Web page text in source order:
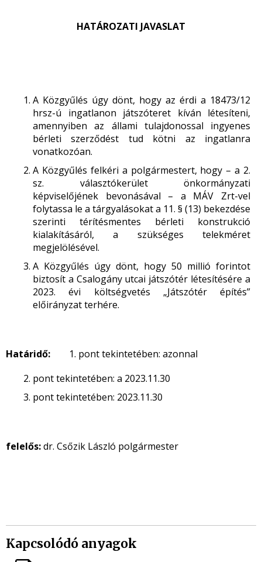
HATÁROZATI JAVASLAT
A Közgyűlés úgy dönt, hogy az érdi a 18473/12
hrsz-ú ingatlanon játszóteret kíván létesíteni,
amennyiben az állami tulajdonossal ingyenes
bérleti szerződést tud kötni az ingatlanra
vonatkozóan.
A Közgyűlés felkéri a polgármestert, hogy – a 2.
sz. választókerület önkormányzati
képviselőjének bevonásával – a MÁV Zrt-vel
folytassa le a tárgyalásokat a 11. § (13) bekezdése
szerinti térítésmentes bérleti konstrukció
kialakításáról, a szükséges telekméret
megjelölésével.
A Közgyűlés úgy dönt, hogy 50 millió forintot
biztosít a Csalogány utcai játszótér létesítésére a
2023. évi költségvetés „Játszótér építés”
előirányzat terhére.
Határidő: 1. pont tekintetében: azonnal
pont tekintetében: a 2023.11.30
pont tekintetében: 2023.11.30
felelős:dr. Csőzik László polgármester
Kapcsolódó anyagok